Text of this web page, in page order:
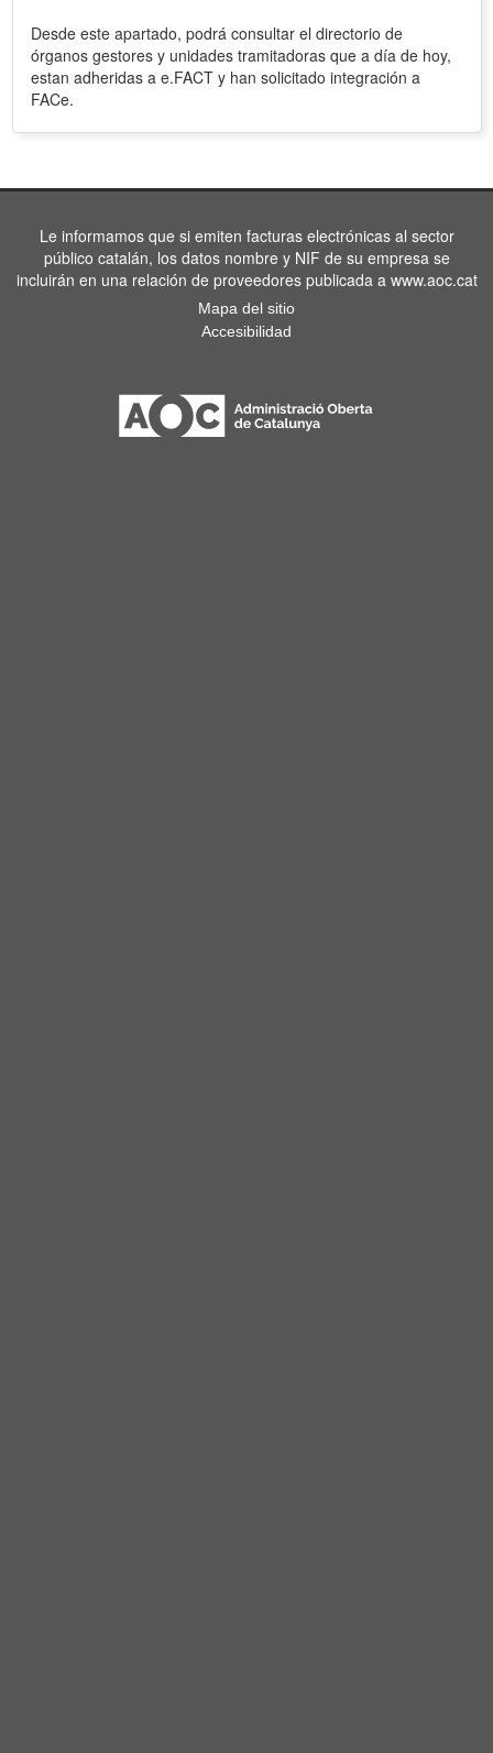
Desde este apartado, podrá consultar el directorio de
órganos gestores y unidades tramitadoras que a día de hoy,
estan adheridas a e.FACT y han solicitado integración a
FACe.
Le informamos que si emiten facturas electrónicas al sector
público catalán, los datos nombre y NIF de su empresa se
incluirán en una relación de proveedores publicada a www.aoc.cat
Mapa del sitio
Accesibilidad